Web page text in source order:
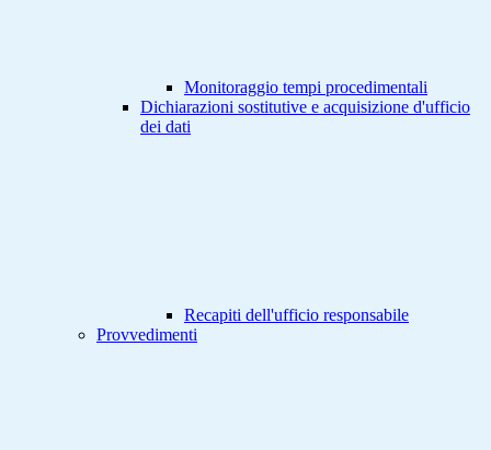
Monitoraggio tempi procedimentali
Dichiarazioni sostitutive e acquisizione d'ufficio
dei dati
Recapiti dell'ufficio responsabile
Provvedimenti